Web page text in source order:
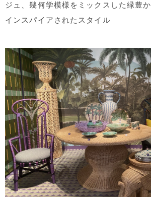
ジュ、幾何学模様をミックスした緑豊
インスパイアされたスタイル